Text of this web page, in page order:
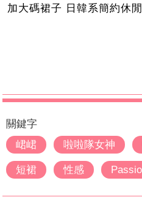
關鍵字
峮峮
啦啦隊女神
短裙 性感